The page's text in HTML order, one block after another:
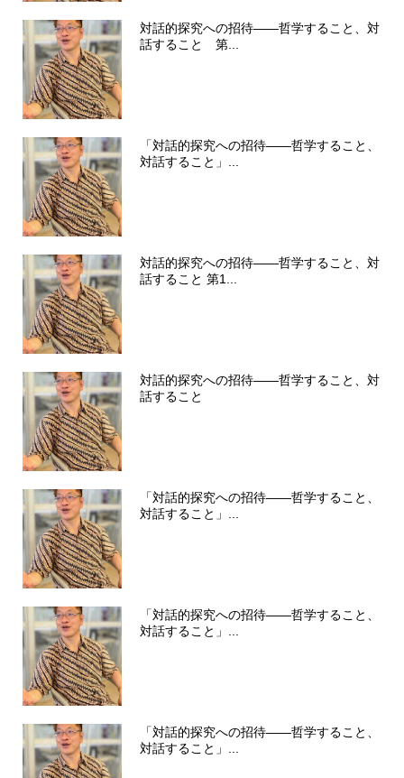
対話的探究への招待――哲学すること、対
話すること 第...
「対話的探究への招待――哲学すること、
対話すること」...
対話的探究への招待――哲学すること、対
話すること 第1...
対話的探究への招待――哲学すること、対
話すること
「対話的探究への招待――哲学すること、
対話すること」...
「対話的探究への招待――哲学すること、
対話すること」...
「対話的探究への招待――哲学すること、
対話すること」...